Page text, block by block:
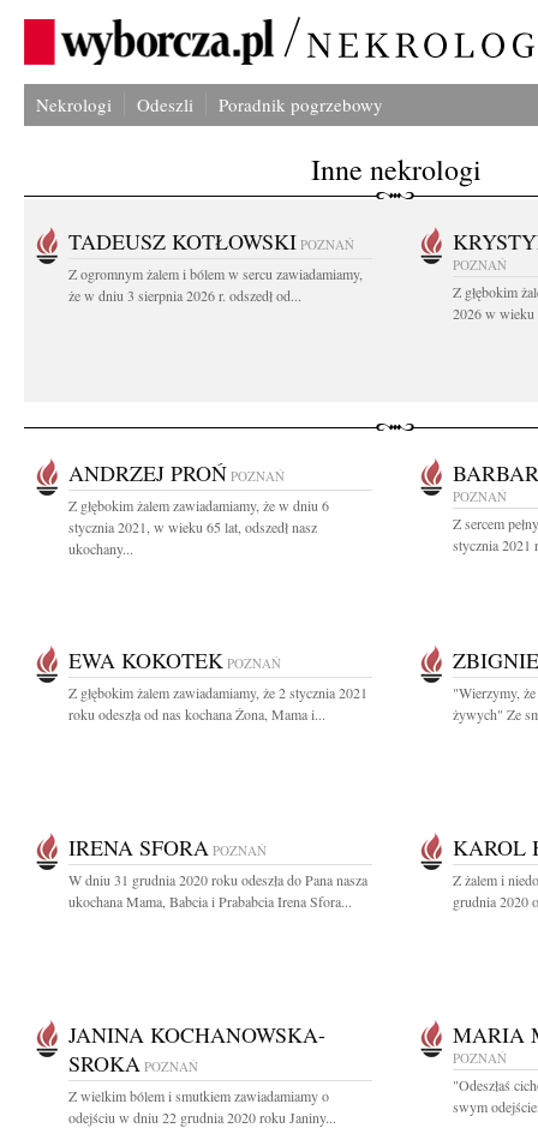
Nekrologi Odeszli Poradnik pogrzebowy
Inne nekrologi
TADEUSZ KOTŁOWSKI POZNAŃ
Z ogromnym żalem i bólem w sercu zawiadamiamy,
że w dniu 3 sierpnia 2026 r. odszedł od...
POZNAŃ
Z głębokim
2026 w wieku
ANDRZEJ PROŃ POZNAŃ
Z głębokim żalem zawiadamiamy, że w dniu 6
stycznia 2021, w wieku 65 lat, odszedł nasz
ukochany...
POZNAŃ
Z sercem
stycznia 2021
EWA KOKOTEK POZNAŃ
Z głębokim żalem zawiadamiamy, że 2 stycznia 2021
roku odeszła od nas kochana Żona, Mama i...
"Wierzymy,
żywych" Ze
IRENA SFORA POZNAŃ
W dniu 31 grudnia 2020 roku odeszła do Pana nasza
ukochana Mama, Babcia i Prababcia Irena Sfora...
KAROL
Z żalem i
grudnia 2020
JANINA KOCHANOWSKA-
SROKA POZNAŃ
Z wielkim bólem i smutkiem zawiadamiamy o
odejściu w dniu 22 grudnia 2020 roku Janiny...
MARIA
POZNAŃ
"Odeszłaś
swym